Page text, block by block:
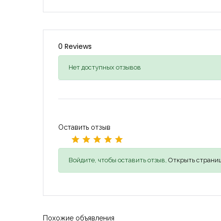
0 Reviews
Нет доступных отзывов
Оставить отзыв
Войдите, чтобы оставить отзыв, Открыть
Похожие объявления